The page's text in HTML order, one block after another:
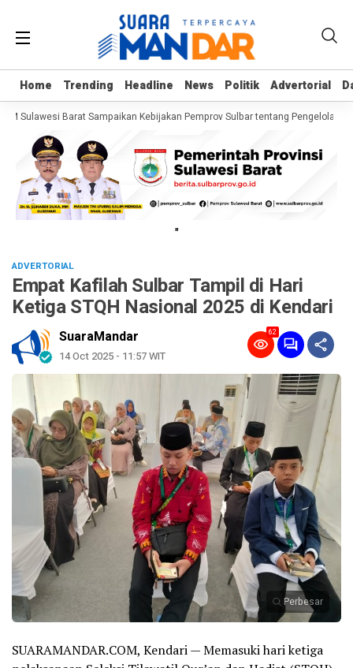
Home Trending Headline News Politik Advertorial
Home Trending Headline News Politik Advertorial
Sulawesi Barat Sampaikan Kebijakan Pemprov Sulbar tentang Pengelolaan
"
ADVERTORIAL
Empat Kafilah Sulbar Tampil di Hari
Ketiga STQH Nasional 2025 di Kendari
SuaraMandar
14 Oct 2025 - 11:57 WIT
62
Perbesar
SUARAMANDAR.COM, Kendari — Memasuki hari ketiga